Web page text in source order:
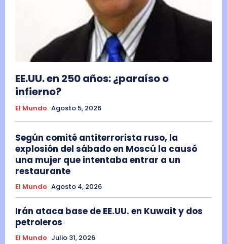
EE.UU. en 250 años: ¿paraíso o
infierno?
El Mundo Agosto 5, 2026
Según comité antiterrorista ruso, la
explosión del sábado en Moscú la causó
una mujer que intentaba entrar a un
restaurante
El Mundo Agosto 4, 2026
Irán ataca base de EE.UU. en Kuwait y dos
petroleros
El Mundo Julio 31, 2026